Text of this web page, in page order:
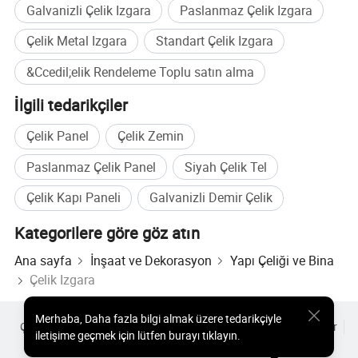
Galvanizli Çelik Izgara
Paslanmaz Çelik Izgara
Çelik Metal Izgara
Standart Çelik Izgara
&Ccedil;elik Rendeleme Toplu satın alma
İlgili tedarikçiler
Çelik Panel
Çelik Zemin
Paslanmaz Çelik Panel
Siyah Çelik Tel
Çelik Kapı Paneli
Galvanizli Demir Çelik
Kategorilere göre göz atın
Ana sayfa İnşaat ve Dekorasyon
Yapı Çeliği ve Bina
Çelik Izgara
Merhaba, Daha fazla bilgi almak üzere tedarikçiyle
iletişime geçmek için lütfen burayı tıklayın.
Çok Satılan Ürünler Sıcak Ürünler Fiyatı
Toptan Sıcak Ürünler
Yıldız alıcı
PC Sitesi Analizler